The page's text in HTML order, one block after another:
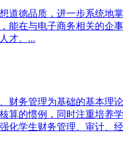
道德品质，进一步系统地
能在与电子商务相关的企
才。...
财务管理为基础的基本理
算的惯例，同时注重培养
化学生财务管理、审计、